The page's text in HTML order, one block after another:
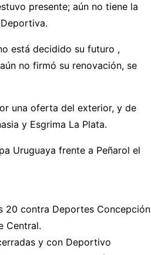
presente; aún no tiene la
está decidido su futuro ,
no firmó su renovación, se
una oferta del exterior, y de
y Esgrima La Plata.
Uruguaya frente a Peñarol el
20 contra Deportes Concepción
Central.
y con Deportivo